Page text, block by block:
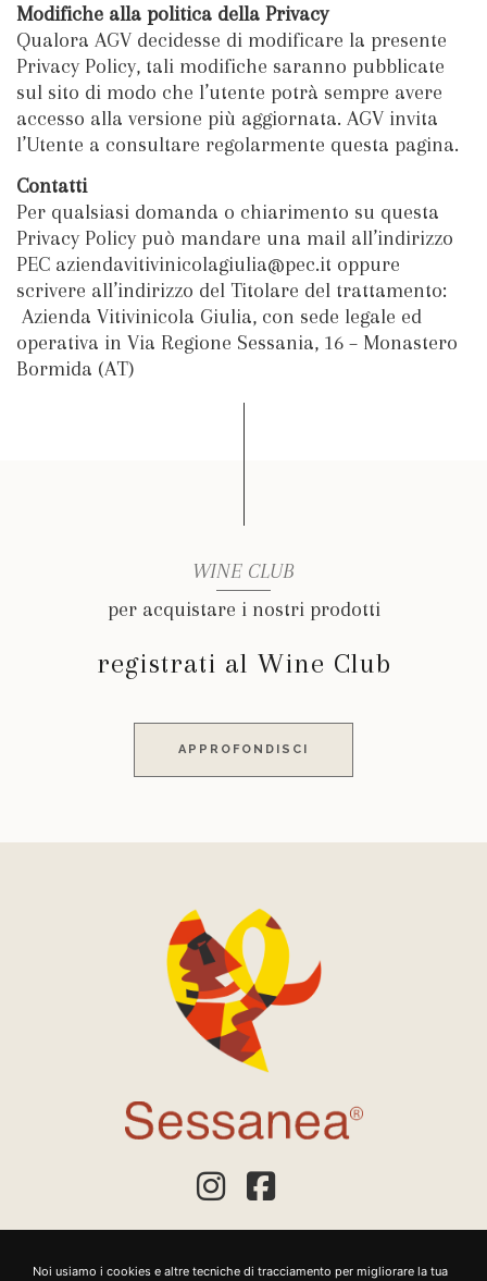
Noi usiamo i cookies e altre tecniche di tracciamento per migliorare la tua
Modifiche alla politica della Privacy
Qualora AGV decidesse di modificare la presente
Privacy Policy, tali modifiche saranno pubblicate
sul sito di modo che l’utente potrà sempre avere
accesso alla versione più aggiornata. AGV invita
l’Utente a consultare regolarmente questa pagina.
Contatti
Per qualsiasi domanda o chiarimento su questa
Privacy Policy può mandare una mail all’indirizzo
PEC aziendavitivinicolagiulia@pec.it oppure
scrivere all’indirizzo del Titolare del trattamento:
Azienda Vitivinicola Giulia, con sede legale ed
operativa in Via Regione Sessania, 16 – Monastero
Bormida (AT)
WINE CLUB
per acquistare i nostri prodotti
registrati al Wine Club
APPROFONDISCI